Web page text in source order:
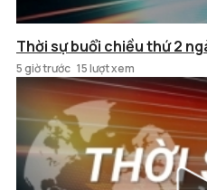
Thời sự buổi chiều thứ 2
5 giờ trước 15 lượt xem